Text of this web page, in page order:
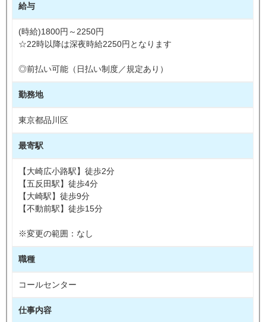
給与
(時給)1800円～2250円
☆22時以降は深夜時給2250円となります
◎前払い可能（日払い制度／規定あり）
勤務地
東京都品川区
最寄駅
【大崎広小路駅】徒歩2分
【五反田駅】徒歩4分
【大崎駅】徒歩9分
【不動前駅】徒歩15分
※変更の範囲：なし
職種
コールセンター
仕事内容